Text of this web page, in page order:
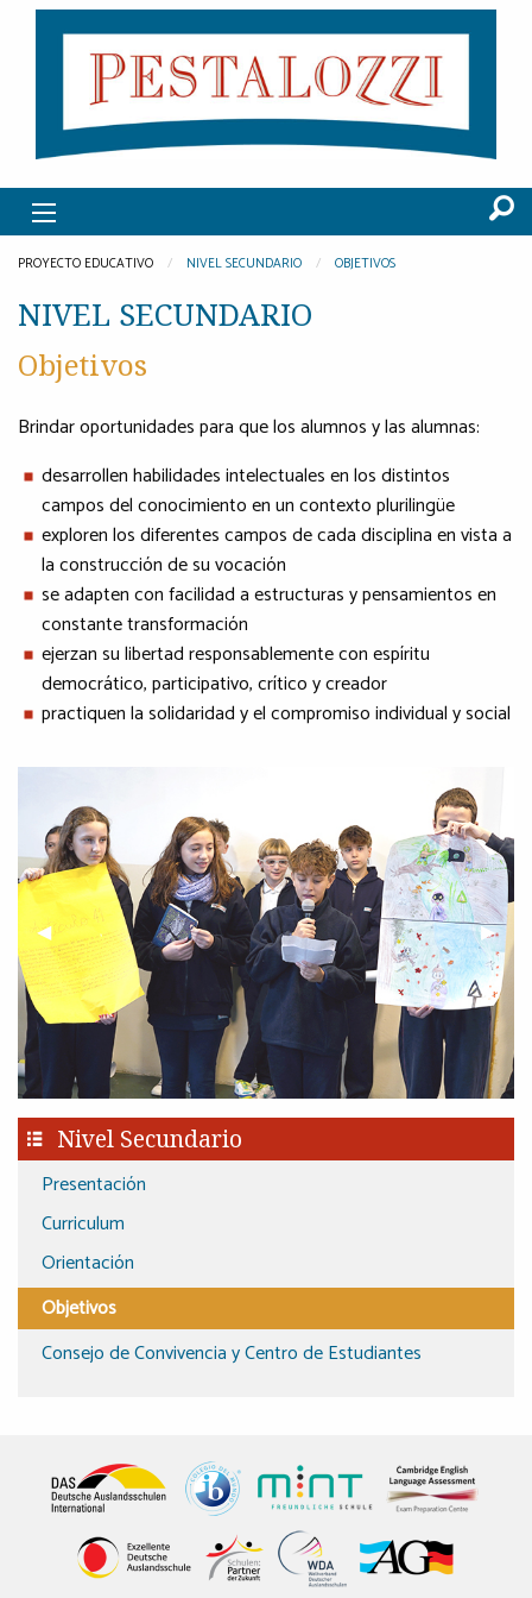
PROYECTO EDUCATIVO NIVEL SECUNDARIO OBJETIVOS
NIVEL SECUNDARIO
Objetivos
Brindar oportunidades para que los alumnos y las alumnas:
desarrollen habilidades intelectuales en los distintos
campos del conocimiento en un contexto plurilingüe
exploren los diferentes campos de cada disciplina en vista a
la construcción de su vocación
se adapten con facilidad a estructuras y pensamientos en
constante transformación
ejerzan su libertad responsablemente con espíritu
democrático, participativo, crítico y creador
practiquen la solidaridad y el compromiso individual y social
Previous Slide
◀︎ Next
▶︎
Nivel Secundario
Presentación
Curriculum
Orientación
Objetivos
Consejo de Convivencia y Centro de Estudiantes